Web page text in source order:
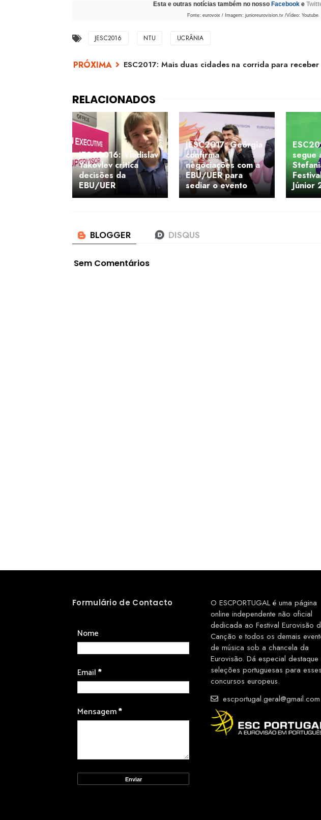
Esta e outras notícias também no nosso Facebooke
Fonte: eurovoix / Imagem: junioreurovision.tv /Vídeo: Youtube
JESC2016 NTU UCRÂNIA
ESC2017: Mais duas cidades na corrida para receber
JESC2016: Vladislav
Yakovlev critica
decisões da
EBU/UER
JESC2017: Geórgia
confirma
negociações com a
EBU/UER para
sediar o evento
segue
Júnior
Sem Comentários
Formulário de Contacto
Nome
Email*
Mensagem*
O ESCPORTUGAL é uma página
online independente não oficial
dedicada ao Festival Eurovisão
Canção e todos os demais
de música sob a chancela da
Eurovisão. Dá especial destaque
seleções portuguesas para esses
concursos europeus.
escportugal.geral@gmail.com